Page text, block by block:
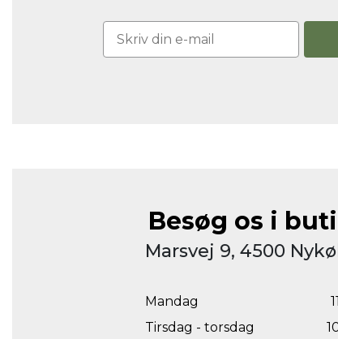
Besøg os i
Marsvej 9, 4500
Mandag
Tirsdag - torsdag